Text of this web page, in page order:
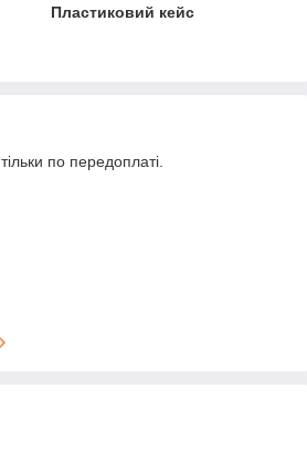
Пластиковий кейс
по передоплаті.